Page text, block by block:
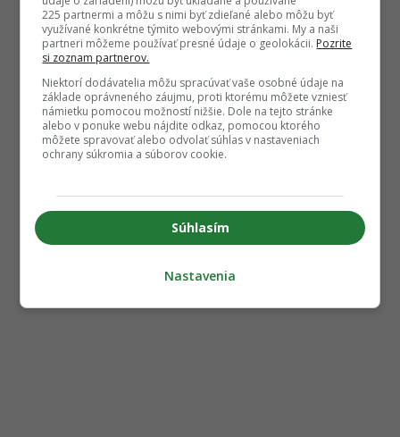
225 partnermi a môžu s nimi byť zdieľané alebo môžu byť
využívané konkrétne týmito webovými stránkami. My a naši
partneri môžeme používať presné údaje o geolokácii. Pozrite
si zoznam partnerov.
Niektorí dodávatelia môžu spracúvať vaše osobné údaje na
základe oprávneného záujmu, proti ktorému môžete vzniesť
námietku pomocou možností nižšie. Dole na tejto stránke
alebo v ponuke webu nájdite odkaz, pomocou ktorého
môžete spravovať alebo odvolať súhlas v nastaveniach
ochrany súkromia a súborov cookie.
Súhlasím
Nastavenia